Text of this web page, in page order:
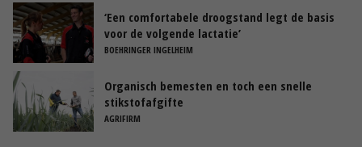
‘Een comfortabele droogstand legt de basis
voor de volgende lactatie’
BOEHRINGER INGELHEIM
Organisch bemesten en toch een snelle
stikstofafgifte
AGRIFIRM